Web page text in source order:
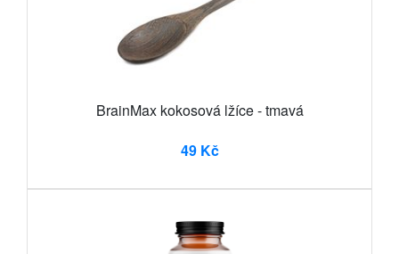
BrainMax kokosová lžíce - tmavá
49 Kč